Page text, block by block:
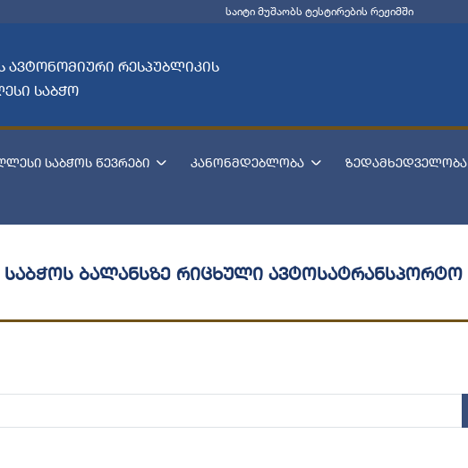
საიტი მუშაობს ტესტირების რეჟიმში
ავტონომიური რესპუბლიკის
საბჭო
საბჭოს წევრები კანონმდებლობა ზედამხედველობა
ბალანსზე რიცხული ავტოსატრანსპორტო